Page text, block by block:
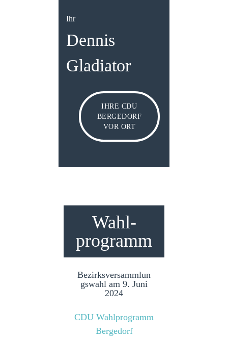
Ihr
Dennis
Gladiator
IHRE CDU
BERGEDORF
VOR ORT
Wahl­
programm
Bezirksversammlun
gswahl am 9. Juni
2024
CDU Wahlprogramm
Bergedorf